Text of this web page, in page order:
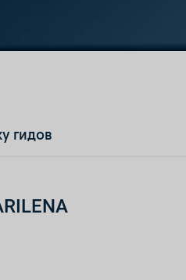
гидов